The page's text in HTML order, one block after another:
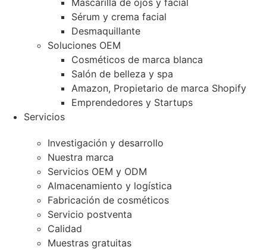
Mascarilla de ojos y facial
Sérum y crema facial
Desmaquillante
Soluciones OEM
Cosméticos de marca blanca
Salón de belleza y spa
Amazon, Propietario de marca Shopify
Emprendedores y Startups
Servicios
Investigación y desarrollo
Nuestra marca
Servicios OEM y ODM
Almacenamiento y logística
Fabricación de cosméticos
Servicio postventa
Calidad
Muestras gratuitas